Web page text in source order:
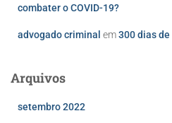
combater o COVID-19?
advogado criminal em300 dias
Arquivos
setembro 2022